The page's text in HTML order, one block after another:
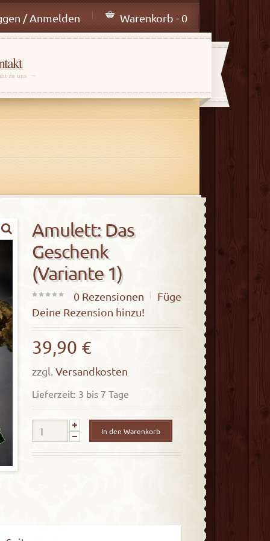
/ Anmelden Warenkorb - 0
zu uns
Amulett: Das
Geschenk
(Variante 1)
out
5
0 Rezensionen
Füge
Deine Rezension hinzu!
39,90 €
zzgl. Versandkosten
Lieferzeit: 3 bis 7 Tage
In den Warenkorb